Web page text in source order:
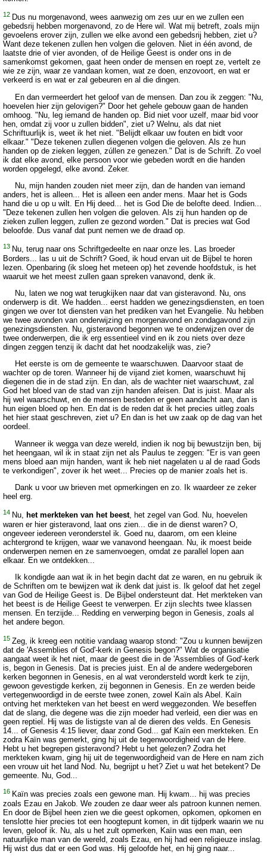
12 Dus nu morgenavond, wees aanwezig om zes uur en we zullen een
gebedsrij hebben morgenavond, zo de Here wil. Wat mij betreft, zoals mijn
gevoelens erover zijn, zullen we elke avond een gebedsrij hebben, ziet u?
Want deze tekenen zullen hen volgen die geloven. Niet in één avond, de
laatste drie of vier avonden, of de Heilige Geest is onder ons in de
samenkomst gekomen, gaat heen onder de mensen en roept ze, vertelt ze
wie ze zijn, waar ze vandaan komen, wat ze doen, enzovoort, en wat er
verkeerd is en wat er zal gebeuren en al die dingen.
En dan vermeerdert het geloof van de mensen. Dan zou ik zeggen: "Nu,
hoevelen hier zijn gelovigen?" Door het gehele gebouw gaan de handen
omhoog. "Nu, leg iemand de handen op. Bid niet voor uzelf, maar bid voor
hen, omdat zij voor u zullen bidden", ziet u? Welnu, als dat niet
Schriftuurlijk is, weet ik het niet. "Belijdt elkaar uw fouten en bidt voor
elkaar." "Deze tekenen zullen diegenen volgen die geloven. Als ze hun
handen op de zieken leggen, zúllen ze genezen." Dat is de Schrift. Zo voel
ik dat elke avond, elke persoon voor wie gebeden wordt en die handen
worden opgelegd, elke avond. Zeker.
Nu, mijn handen zouden niet meer zijn, dan de handen van iemand
anders, het is alleen... Het is alleen een ander mens. Maar het is Gods
hand die u op u wilt. En Hij deed... het is God Die de belofte deed. Indien...
"Deze tekenen zullen hen volgen die geloven. Als zij hun handen op de
zieken zullen leggen, zullen ze gezond worden." Dat is precies wat God
beloofde. Dus vanaf dat punt nemen we de draad op.
13 Nu, terug naar ons Schriftgedeelte en naar onze les. Las broeder
Borders... las u uit de Schrift? Goed, ik houd ervan uit de Bijbel te horen
lezen. Openbaring (ik sloeg het meteen op) het zevende hoofdstuk, is het
waaruit we het meest zullen gaan spreken vanavond, denk ik.
Nu, laten we nog wat terugkijken naar dat van gisteravond. Nu, ons
onderwerp is dit. We hadden... eerst hadden we genezingsdiensten, en toen
gingen we over tot diensten van het prediken van het Evangelie. Nu hebben
we twee avonden van onderwijzing en morgenavond en zondagavond zijn
genezingsdiensten. Nu, gisteravond begonnen we te onderwijzen over de
twee onderwerpen, die ik erg essentieel vind en ik zou niets over deze
dingen zeggen tenzij ik dacht dat het noodzakelijk was, zie?
Het eerste is om de gemeente te waarschuwen. Daarvoor staat de
wachter op de toren. Wanneer hij de vijand ziet komen, waarschuwt hij
diegenen die in de stad zijn. En dan, als de wachter niet waarschuwt, zal
God het bloed van de stad van zijn handen afeisen. Dat is juist. Maar als
hij wel waarschuwt, en de mensen besteden er geen aandacht aan, dan is
hun eigen bloed op hen. En dat is de reden dat ik het precies uitleg zoals
het hier staat geschreven, ziet u? En dan is het uw zaak op de dag van het
oordeel.
Wanneer ik wegga van deze wereld, indien ik nog bij bewustzijn ben, bij
het heengaan, wil ik in staat zijn net als Paulus te zeggen: "Er is van geen
mens bloed aan mijn handen, want ik heb niet nagelaten u al de raad Gods
te verkondigen", zover ik het weet... Precies op de manier zoals het is.
Dank u voor uw brieven met opmerkingen en zo. Ik waardeer ze zeker
heel erg.
14 Nu, het merkteken van het beest, het zegel van God. Nu, hoevelen
waren er hier gisteravond, laat ons zien... die in de dienst waren? O,
ongeveer iedereen veronderstel ik. Goed nu, daarom, om een kleine
achtergrond te krijgen, waar we vanavond heengaan. Nu, ik moest beide
onderwerpen nemen en ze samenvoegen, omdat ze parallel lopen aan
elkaar. En we ontdekken...
Ik kondigde aan wat ik in het begin dacht dat ze waren, en nu gebruik ik
de Schriften om te bewijzen wat ik denk dat juist is. Ik geloof dat het zegel
van God de Heilige Geest is. De Bijbel ondersteunt dat. Het merkteken van
het beest is de Heilige Geest te verwerpen. Er zijn slechts twee klassen
mensen. En terzijde... Redding en verwerping begon in Genesis, zoals al
het andere begon.
15 Zeg, ik kreeg een notitie vandaag waarop stond: "Zou u kunnen bewijzen
dat de 'Assemblies of God'-kerk in Genesis begon?" Wat de organisatie
aangaat weet ik het niet, maar de geest die in de 'Assemblies of God'-kerk
is, begon in Genesis. Dat is precies juist. En al de andere wedergeboren
kerken begonnen in Genesis, en al wat verondersteld wordt kerk te zijn,
gewoon gevestigde kerken, zij begonnen in Genesis. En ze werden beide
vertegenwoordigd in de eerste twee zonen, zowel Kaïn als Abel. Kaïn
ontving het merkteken van het beest en werd weggezonden. We beseffen
dat de slang, die degene was die zijn moeder had verleid, een dier was en
geen reptiel. Hij was de listigste van al de dieren des velds. En Genesis
14... of Genesis 4:15 liever, daar zond God... gaf Kaïn een merkteken. En
zodra Kaïn was gemerkt, ging hij uit de tegenwoordigheid van de Here.
Hebt u het begrepen gisteravond? Hebt u het gelezen? Zodra het
merkteken kwam, ging hij uit de tegenwoordigheid van de Here en nam zich
een vrouw uit het land Nod. Nu, begrijpt u het? Ziet u wat het betekent? De
gemeente. Nu, God...
16 Kaïn was precies zoals een gewone man. Hij kwam... hij was precies
zoals Ezau en Jakob. We zouden ze daar weer als patroon kunnen nemen.
En door de Bijbel heen zien we die geest opkomen, opkomen, opkomen en
tenslotte hier precies tot een hoogtepunt komen, in dit tijdperk waarin we nu
leven, geloof ik. Nu, als u het zult opmerken, Kaïn was een man, een
natuurlijke man van de wereld, zoals Ezau, en hij had een religieuze inslag.
Hij wist dus dat er een God was. Hij geloofde het, en hij ging naar...